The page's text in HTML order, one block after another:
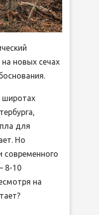
новых сечах
широтах
для
Но
современного
8-10
на